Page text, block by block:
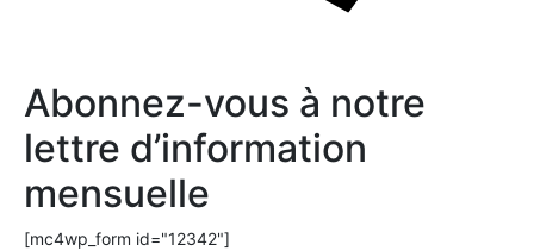
Abonnez-vous à notre
lettre d’information
mensuelle
[mc4wp_form id="12342"]